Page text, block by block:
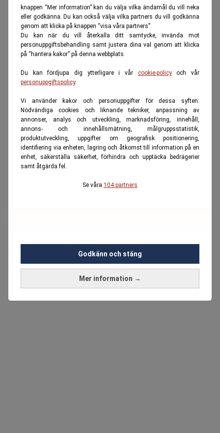
knappen “Mer information” kan du välja vilka ändamål du vill neka
eller godkänna. Du kan också välja vilka partners du vill godkänna
genom att klicka på knappen “visa våra partners”.
Du kan när du vill återkalla ditt samtycke, invända mot
personuppgiftsbehandling samt justera dina val genom att klicka
på “hantera kakor” på denna webbplats.
Du kan fördjupa dig ytterligare i vår cookie-policyoch vår
personuppgiftspolicy.
Vi använder kakor och personuppgifter för dessa syften:
Nödvändiga cookies och liknande tekniker, anpassning av
annonser, analys och utveckling, marknadsföring, innehåll,
annons- och innehållsmätning, målgruppsstatistik,
produktutveckling, uppgifter om geografisk positionering,
identifiering via enheten, lagring och åtkomst till information på en
enhet, säkerställa säkerhet, förhindra och upptäcka bedrägerier
samt åtgärda fel.
Se våra 104 partners
Mer information →
Godkänn och stäng